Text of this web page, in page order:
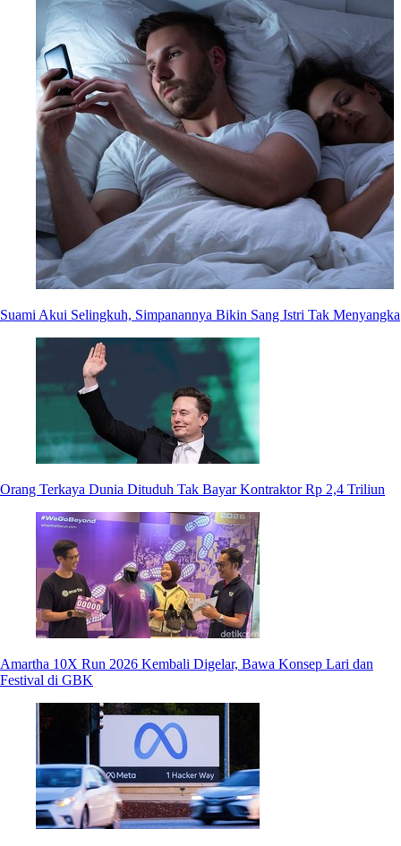
Suami Akui Selingkuh, Simpanannya Bikin Sang Istri Tak Menyangka
Orang Terkaya Dunia Dituduh Tak Bayar Kontraktor Rp 2,4 Triliun
Amartha 10X Run 2026 Kembali Digelar, Bawa Konsep Lari dan
Festival di GBK